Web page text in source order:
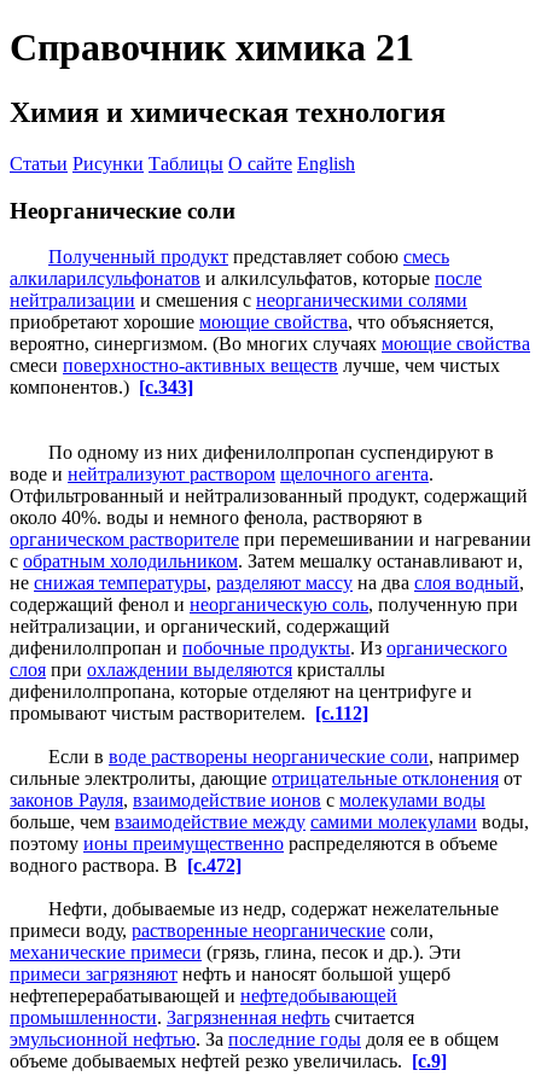
Справочник химика 21
Химия и химическая технология
Статьи Рисунки Таблицы О сайте English
Неорганические соли
Полученный продукт представляет собою смесь
алкиларилсульфонатов и алкилсульфатов, которые после
нейтрализации и смешения с неорганическими солями
приобретают хорошие моющие свойства, что объясняется,
вероятно, синергизмом. (Во многих случаях моющие свойства
смеси поверхностно-активных веществ лучше, чем чистых
компонентов.) [c.343]
По одному из них дифенилолпропан суспендируют в
воде и нейтрализуют раствором щелочного агента.
Отфильтрованный и нейтрализованный продукт, содержащий
около 40%. воды и немного фенола, растворяют в
органическом растворителе при перемешивании и нагревании
с обратным холодильником. Затем мешалку останавливают и,
не снижая температуры, разделяют массу на два слоя водный,
содержащий фенол и неорганическую соль, полученную при
нейтрализации, и органический, содержащий
дифенилолпропан и побочные продукты. Из органического
слоя при охлаждении выделяются кристаллы
дифенилолпропана, которые отделяют на центрифуге и
промывают чистым растворителем. [c.112]
Если в воде растворены неорганические соли, например
сильные электролиты, дающие отрицательные отклонения от
законов Рауля, взаимодействие ионов с молекулами воды
больше, чем взаимодействие между самими молекулами воды,
поэтому ионы преимущественно распределяются в объеме
водного раствора. В [c.472]
Нефти, добываемые из недр, содержат нежелательные
примеси воду, растворенные неорганические соли,
механические примеси (грязь, глина, песок и др.). Эти
примеси загрязняют нефть и наносят большой ущерб
нефтеперерабатывающей и нефтедобывающей
промышленности. Загрязненная нефть считается
эмульсионной нефтью. За последние годы доля ее в общем
объеме добываемых нефтей резко увеличилась. [c.9]